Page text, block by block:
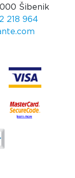
Šibenik
218 964